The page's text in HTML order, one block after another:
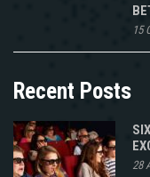
15
Recent Posts
28